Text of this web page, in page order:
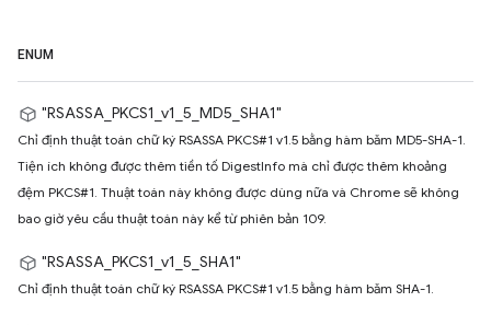
ENUM
"RSASSA_PKCS1_v1_5_MD5_SHA1"
Chỉ định thuật toán chữ ký RSASSA PKCS#1 v1.5 bằng hàm băm MD5-SHA-1.
Tiện ích không được thêm tiền tố DigestInfo mà chỉ được thêm khoảng
đệm PKCS#1. Thuật toán này không được dùng nữa và Chrome sẽ không
bao giờ yêu cầu thuật toán này kể từ phiên bản 109.
"RSASSA_PKCS1_v1_5_SHA1"
Chỉ định thuật toán chữ ký RSASSA PKCS#1 v1.5 bằng hàm băm SHA-1.